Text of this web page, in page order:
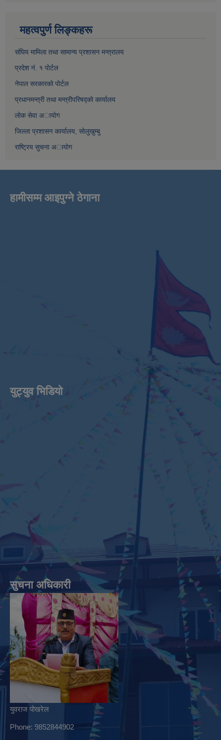
महत्वपुर्ण लिङ्कहरू
संघिय मामिला तथा सामान्य प्रशासन मन्त्रालय
प्रदेश नं. १ पाेर्टल
नेपाल सरकारकाे पाेर्टल
प्रधानमन्त्री तथा मन्त्रीपरिषद्काे कार्यालय
लाेक सेवा अायाेग
जिल्ला प्रशासन कार्यालय, साेलुखुम्बु
राष्ट्रिय सुचना अायाेग
हामीसम्म आइपुग्ने ठेगाना
युट्युव भिडियाे
सुचना अधिकारी
युवराज पोखरेल
Phone: 9852844902